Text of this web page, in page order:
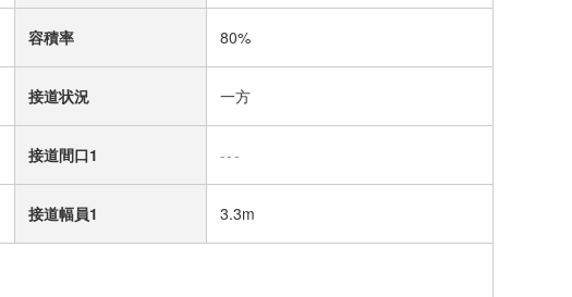
容積率 80%
接道状況 一方
接道間口1 ---
接道幅員1 3.3m